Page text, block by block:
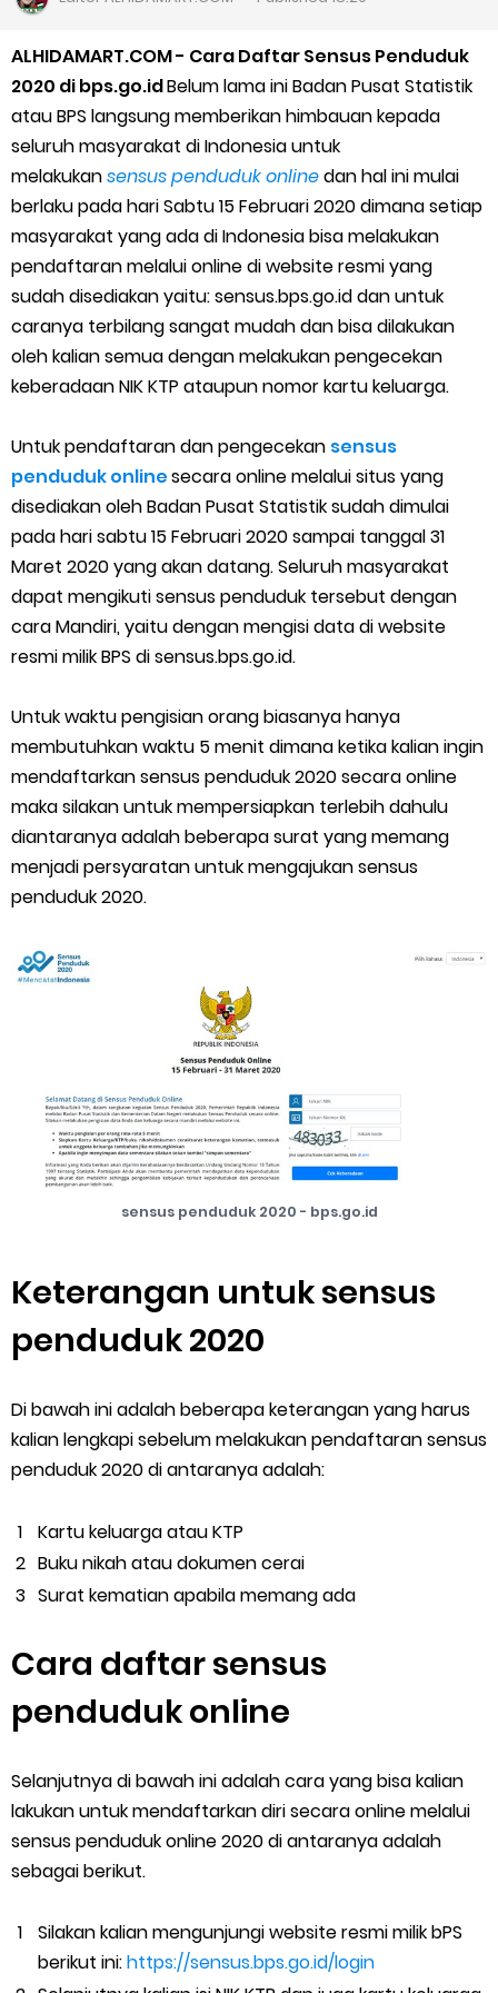
Apa itu Grab Saap? Layanan Antri Online Terbaru Dari Grab
Cara Jitu Mendapat Voucher Gojek Gratis
Cara Ping DNS Server Gojek Gopartner
Cara Mudah Melihat Nomor Shopeepay Sendiri dan Orang Lain
7 Cara Mudah Top Up Grab untuk Driver
5 Versi Map Paling Gacor Untuk Ojek Online
Penyebab dan Cara Memulihkan Akun Gojek Dibekukan
Cara Menghitung Penghasilan Grab Sesuai dengan Orderan
Cara Menggunakan Paket Telkomsel Mitra Gojek
5 Cara Top Up InDriver dengan Mudah
5 Biaya Potongan Shopee Food yang Perlu Kamu Ketahui
10 Cara Jitu Autobid Untuk Lala Motor dan Mobil 2023
Batas Saldo Untuk Akun Gopay Biasa dan Upgrade
Cara Mudah Melihat QR dan Barcode Shopeepay
Enroute Drop: Arti dan Penjelasan Resi Gosend
Cara Transfer Gopay ke Shopeepay Tanpa Potongan
Cara Menghubungi CS Lalamove dan Jam Operasionalnya
Cara Mengatasi Aplikasi Gojek Mengalami Gangguan
DNS Server Gojek Driver Terbaru 2026: Panduan Lengkap DNS
Server Gojek Terbaru dan IP Server GoPartner Gojek
ALHIDAMART.COM - Cara Daftar Sensus Penduduk
2020 di bps.go.idBelum lama ini Badan Pusat Statistik
atau BPS langsung memberikan himbauan kepada
seluruh masyarakat di Indonesia untuk
melakukansensus penduduk onlinedan hal ini mulai
berlaku pada hari Sabtu 15 Februari 2020 dimana setiap
masyarakat yang ada di Indonesia bisa melakukan
pendaftaran melalui online di website resmi yang
sudah disediakan yaitu: sensus.bps.go.id dan untuk
caranya terbilang sangat mudah dan bisa dilakukan
oleh kalian semua dengan melakukan pengecekan
keberadaan NIK KTP ataupun nomor kartu keluarga.
Untuk pendaftaran dan pengecekan sensus
penduduk onlinesecara online melalui situs yang
disediakan oleh Badan Pusat Statistik sudah dimulai
pada hari sabtu 15 Februari 2020 sampai tanggal 31
Maret 2020 yang akan datang. Seluruh masyarakat
dapat mengikuti sensus penduduk tersebut dengan
cara Mandiri, yaitu dengan mengisi data di website
resmi milik BPS di sensus.bps.go.id.
Untuk waktu pengisian orang biasanya hanya
membutuhkan waktu 5 menit dimana ketika kalian ingin
mendaftarkan sensus penduduk 2020 secara online
maka silakan untuk mempersiapkan terlebih dahulu
diantaranya adalah beberapa surat yang memang
menjadi persyaratan untuk mengajukan sensus
penduduk 2020.
sensus penduduk 2020 - bps.go.id
Keterangan untuk sensus
penduduk 2020
Di bawah ini adalah beberapa keterangan yang harus
kalian lengkapi sebelum melakukan pendaftaran sensus
penduduk 2020 di antaranya adalah:
Kartu keluarga atau KTP
Buku nikah atau dokumen cerai
Surat kematian apabila memang ada
Cara daftar sensus
penduduk online
Selanjutnya di bawah ini adalah cara yang bisa kalian
lakukan untuk mendaftarkan diri secara online melalui
sensus penduduk online 2020 di antaranya adalah
sebagai berikut.
Silakan kalian mengunjungi website resmi milik bPS
berikut ini:https://sensus.bps.go.id/login